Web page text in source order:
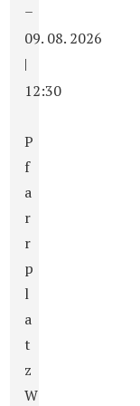
–
09. 08. 2026
|
12:30
P
f
a
r
r
p
l
a
t
z
W